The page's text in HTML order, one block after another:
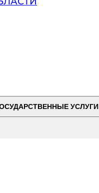
УСЛУГИ